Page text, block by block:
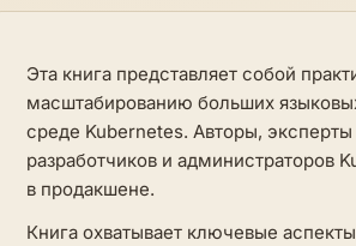
Эта книга представляет собой
масштабированию больших
среде Kubernetes. Авторы,
разработчиков и администраторов
в продакшене.
Книга охватывает ключевые